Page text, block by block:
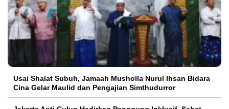
Usai Shalat Subuh, Jamaah Musholla Nurul Ihsan Bidara
Cina Gelar Maulid dan Pengajian Simthudurror